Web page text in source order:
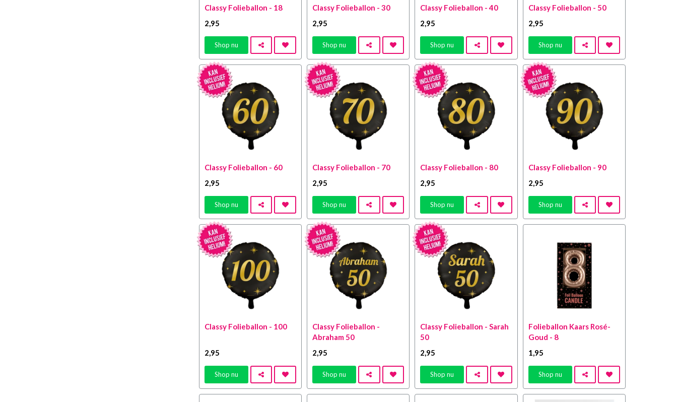
Classy Folieballon - 18
2,95
Shop nu
Classy Folieballon - 30
2,95
Shop nu
Classy Folieballon - 40
2,95
Shop nu
Classy Folieballon - 50
2,95
Shop nu
Classy Folieballon - 60
2 ,95
Shop nu
Classy Folieballon - 70
2 ,95
Shop nu
Classy Folieballon - 80
2 ,95
Shop nu
Classy Folieballon - 90
2 ,95
Shop nu
Classy Folieballon - 100
2,95
Shop nu
Classy Folieballon -
Abraham 50
2,95
Shop nu
Classy Folieballon - Sarah
50
2,95
Shop nu
Folieballon Kaars Rosé-
Goud - 8
1,95
Shop nu